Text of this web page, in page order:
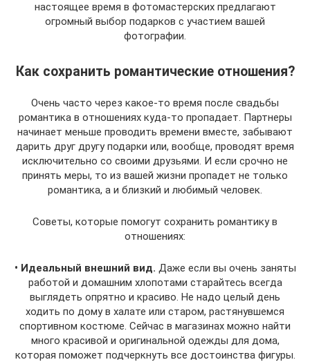
настоящее время в фотомастерских предлагают
огромный выбор подарков с участием вашей
фотографии.
Как сохранить романтические отношения?
Очень часто через какое-то время после свадьбы
романтика в отношениях куда-то пропадает. Партнеры
начинает меньше проводить времени вместе, забывают
дарить друг другу подарки или, вообще, проводят время
исключительно со своими друзьями. И если срочно не
принять меры, то из вашей жизни пропадет не только
романтика, а и близкий и любимый человек.
Советы, которые помогут сохранить романтику в
отношениях:
• Идеальный внешний вид. Даже если вы очень заняты
работой и домашним хлопотами старайтесь всегда
выглядеть опрятно и красиво. Не надо целый день
ходить по дому в халате или старом, растянувшемся
спортивном костюме. Сейчас в магазинах можно найти
много красивой и оригинальной одежды для дома,
которая поможет подчеркнуть все достоинства фигуры.